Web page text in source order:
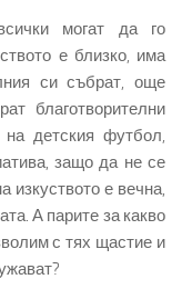
могат да го
е близко, има
си събрат, още
благотворителни
на детския футбол,
защо да не се
изкуството е вечна,
А парите за какво
с тях щастие и